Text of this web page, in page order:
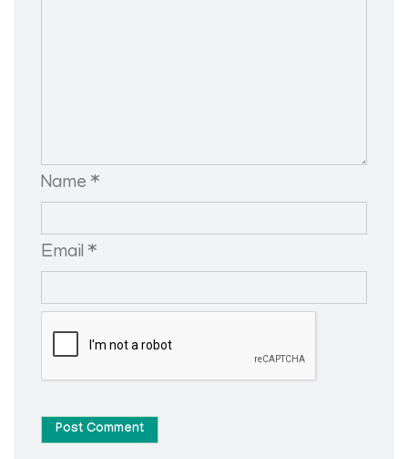
Name *
Email *
Post Comment